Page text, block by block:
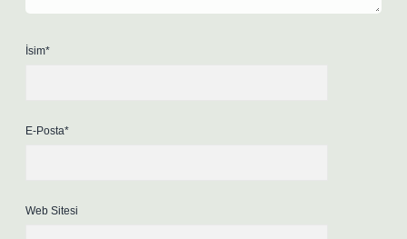
İsim*
E-Posta*
Web Sitesi